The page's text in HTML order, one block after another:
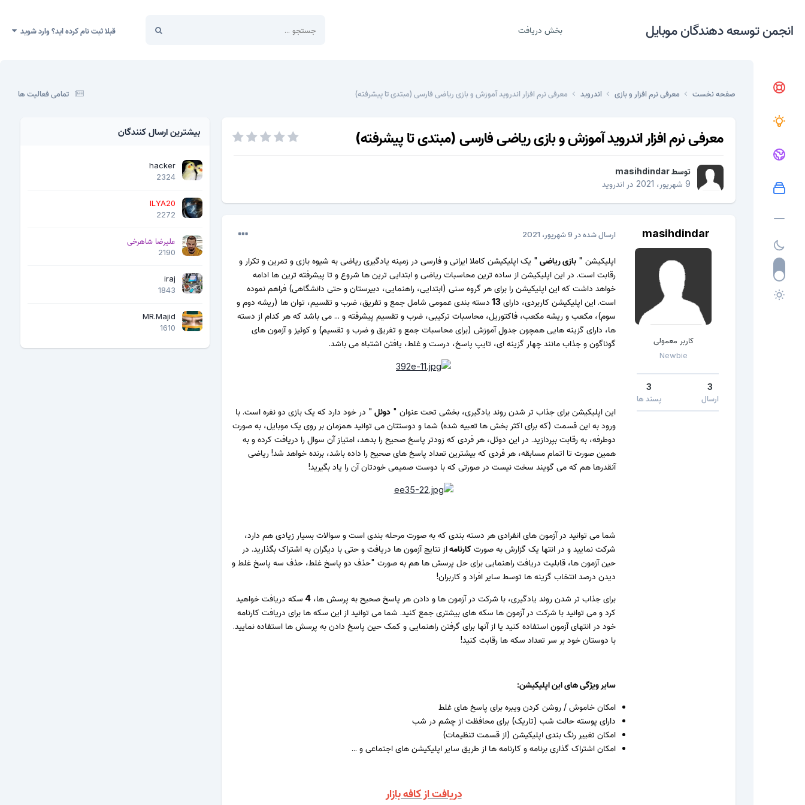
انجمن توسعه دهندگان موبایل بخش دریافت قبلا ثبت نام کرده اید؟ وارد شوید
تمامی فعالیت ها صفحه نخست معرفی نرم افزار و بازی اندروید معرفی نرم افزار اندروید آموزش و بازی ریاضی فارسی (مبتدی تا پیشرفته)
معرفی نرم افزار اندروید آموزش و بازی ریاضی فارسی (مبتدی تا پیشرفته)
توسطmasihdindar
9 شهریور، 2021
در اندروید
masihdindar
کاربر معمولی
Newbie
3
ارسال
3
پسند ها
ارسال شده در 9 شهریور، 2021
اپلیکیشن " بازی ریاضی " یک اپلیکیشن کاملا ایرانی و فارسی در زمینه یادگیری ریاضی به شیوه بازی و تمرین و تکرار و
رقابت است. در این اپلیکیشن از ساده ترین محاسبات ریاضی و ابتدایی ترین ها شروع و تا پیشرفته ترین ها ادامه
خواهد داشت که این اپلیکیشن را برای هر گروه سنی (ابتدایی، راهنمایی، دبیرستان و حتی دانشگاهی) فراهم نموده
است. این اپلیکیشن کاربردی، دارای 13 دسته بندی عمومی شامل جمع و تفریق، ضرب و تقسیم، توان ها (ریشه دوم و
سوم)، مکعب و ریشه مکعب، فاکتوریل، محاسبات ترکیبی، ضرب و تقسیم پیشرفته و ... می باشد که هر کدام از دسته
ها، دارای گزینه هایی همچون جدول آموزش (برای محاسبات جمع و تفریق و ضرب و تقسیم) و کوئیز و آزمون های
گوناگون و جذاب مانند چهار گزینه ای، تایپ پاسخ، درست و غلط، یافتن اشتباه می باشد.
این اپلیکیشن برای جذاب تر شدن روند یادگیری، بخشی تحت عنوان " دوئل " در خود دارد که یک بازی دو نفره است. با
ورود به این قسمت (که برای اکثر بخش ها تعبیه شده) شما و دوستتان می توانید همزمان بر روی یک موبایل، به صورت
دوطرفه، به رقابت بپردازید. در این دوئل، هر فردی که زودتر پاسخ صحیح را بدهد، امتیاز آن سوال را دریافت کرده و به
همین صورت تا اتمام مسابقه، هر فردی که بیشترین تعداد پاسخ های صحیح را داده باشد، برنده خواهد شد! ریاضی
آنقدرها هم که می گویند سخت نیست در صورتی که با دوست صمیمی خودتان آن را یاد بگیرید!
شما می توانید در آزمون های انفرادی هر دسته بندی که به صورت مرحله بندی است و سوالات بسیار زیادی هم دارد،
شرکت نمایید و در انتها یک گزارش به صورت کارنامهاز نتایج آزمون ها دریافت و حتی با دیگران به اشتراک بگذارید. در
حین آزمون ها، قابلیت دریافت راهنمایی برای حل پرسش ها هم به صورت "حذف دو پاسخ غلط، حذف سه پاسخ غلط و
دیدن درصد انتخاب گزینه ها توسط سایر افراد و کاربران!
برای جذاب تر شدن روند یادگیری، با شرکت در آزمون ها و دادن هر پاسخ صحیح به پرسش ها، 4 سکه دریافت خواهید
کرد و می توانید با شرکت در آزمون ها سکه های بیشتری جمع کنید. شما می توانید از این سکه ها برای دریافت کارنامه
خود در انتهای آزمون استفاده کنید یا از آنها برای گرفتن راهنمایی و کمک حین پاسخ دادن به پرسش ها استفاده نمایید.
با دوستان خود بر سر تعداد سکه ها رقابت کنید!
سایر ویژگی های این اپلیکیشن:
امکان خاموش / روشن کردن ویبره برای پاسخ های غلط
دارای پوسته حالت شب (تاریک) برای محافظت از چشم در شب
امکان تغییر رنگ بندی اپلیکیشن (از قسمت تنظیمات)
امکان اشتراک گذاری برنامه و کارنامه ها از طریق سایر اپلیکیشن های اجتماعی و ...
دریافت از کافه بازار
بیشترین ارسال کنندگان
hacker
2324
ILYA20
2272
علیرضا شاهرخی
2190
iraj
1843
MR.Majid
1610